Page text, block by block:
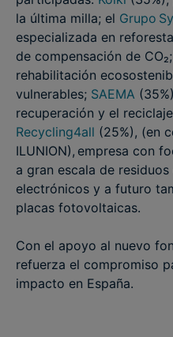
la última milla; el Grupo
especializada en
de compensación de CO₂;
rehabilitación
vulnerables; SAEMA
recuperación y el
Recycling4all (25%), (en
ILUNION), empresa con
a gran escala de
electrónicos y a futuro
placas fotovoltaicas.
Con el apoyo al nuevo
refuerza el compromiso
impacto en España.